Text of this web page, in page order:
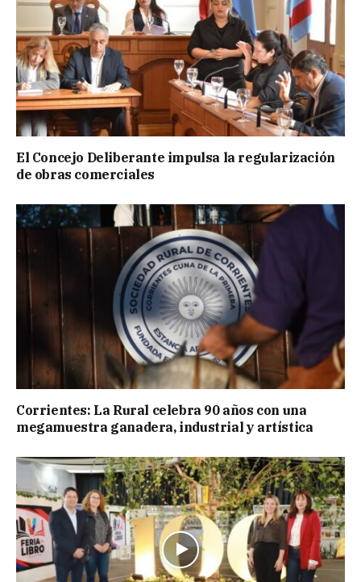
El Concejo Deliberante impulsa la regularización
de obras comerciales
Corrientes: La Rural celebra 90 años con una
megamuestra ganadera, industrial y artística